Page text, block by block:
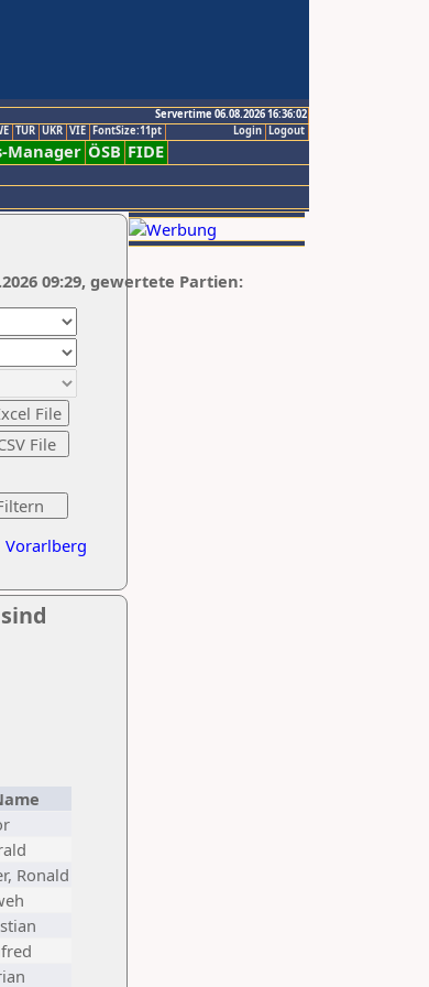
Servertime 06.08.2026 16:36:02
Logout
Login
TUR UKR VIE FontSize:11pt
Manager ÖSB FIDE
Vorarlberg
09:29, gewertete Partien:
Ronald